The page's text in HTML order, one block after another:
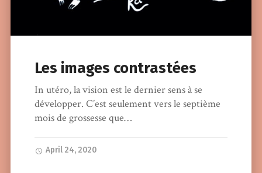
Les images contrastées
In utéro, la vision est le dernier sens à se
développer. C’est seulement vers le septième
mois de grossesse que…
April 24, 2020